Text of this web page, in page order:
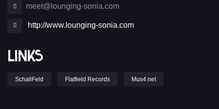
meet@lounging-sonia.com
http://www.lounging-sonia.com
Links
SchallFeld Flatfield Records Mus4.net